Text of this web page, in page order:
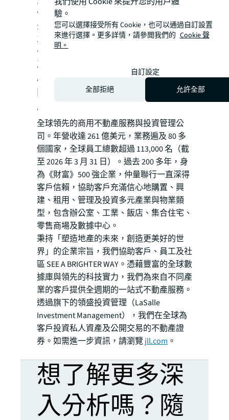
仲量聯行空間設計團隊（JLL Design）結合
全球專業知識與數據分析洞察，為企業與業
主提供從策略規劃、品牌定位到室內設計的
一站式創新空間解決方案，協助辦公、零售
及飯店等多元場域進行全方位升級，提升使
用效率與長期商業價值。
關於仲量聯行
仲量聯行（紐約證券交易所代碼：JLL）是
全球領先的商用不動產服務與投資管理公
司。年營收達 261 億美元，業務遍及 80 多
個國家，全球員工總數超過 113,000 名（截
至 2026 年 3 月 31 日）。過去 200 多年，身
為《財富》500 強企業，仲量聯行一直深得
客戶信賴，協助客戶充滿信心地購置、興
建、租用、管理及投資多元產業與物業類
型，包含辦公室、工業、飯店、集合住宅、
零售商場及數據中心。
秉持「塑造地產的未來，創造更美好的世
界」的企業宗旨，我們協助客戶、員工及社
區 SEE A BRIGHTER WAY。憑藉豐富的全球數
據庫與領先的科技實力，我們為來自不同產
業的客戶提供全週期的一站式不動產服務。
透過旗下的領盛投資管理（LaSalle
Investment Management），我們在全球為
客戶投資私人資產及公開交易的不動產證
券。如需進一步資訊，請瀏覽jll.com 。
想了解更多深
入分析嗎？隨
驗。
您可以選擇接受所有 Cookie，也可以通過自訂設置
來進行選擇。更多詳情，請參閲我們的 Cookie 聲
明。
自訂設定
全部拒絕
允許全部